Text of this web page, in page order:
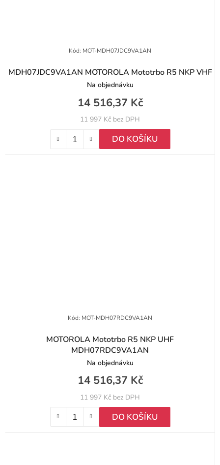
MDH07JDC9VA1AN MOTOROLA Mototrbo R5 NKP VHF
Na objednávku
11 997 Kč bez DPH
14 516,37 Kč
DO KOŠÍKU
Kód: MOT-MDH07JDC9VA1AN
MOTOROLA Mototrbo R5 NKP UHF
MDH07RDC9VA1AN
Na objednávku
11 997 Kč bez DPH
14 516,37 Kč
DO KOŠÍKU
Kód: MOT-MDH07RDC9VA1AN